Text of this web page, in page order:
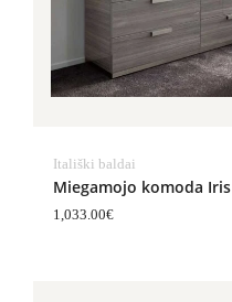
Itališki baldai
Miegamojo komoda Iris
1,033.00€